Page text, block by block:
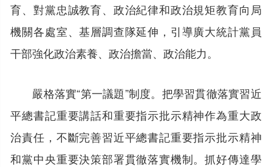
育、對黨忠誠教育、政治紀律和政治規矩教育向局
機關各處室、基層調查隊延伸，引導廣大統計黨員
干部強化政治素養、政治擔當、政治能力。
嚴格落實“第一議題”制度。把學習貫徹落實習近
平總書記重要講話和重要指示批示精神作為重大政
治責任，不斷完善習近平總書記重要指示批示精神
和黨中央重要決策部署貫徹落實機制。抓好傳達學